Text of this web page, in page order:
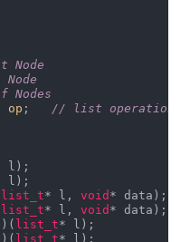
Nodes
op ;
// list operations
l);
l);
list_t* l, void * data);
list_t* l, void * data);
list_t* l);
list_t* l);